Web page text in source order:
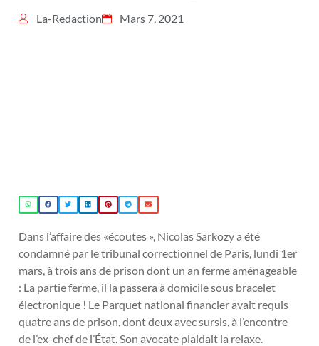
La-Redaction Mars 7, 2021
Dans l’affaire des «écoutes », Nicolas Sarkozy a été
condamné par le tribunal correctionnel de Paris, lundi 1er
mars, à trois ans de prison dont un an ferme aménageable
: La partie ferme, il la passera à domicile sous bracelet
électronique ! Le Parquet national financier avait requis
quatre ans de prison, dont deux avec sursis, à l’encontre
de l’ex-chef de l’État. Son avocate plaidait la relaxe.